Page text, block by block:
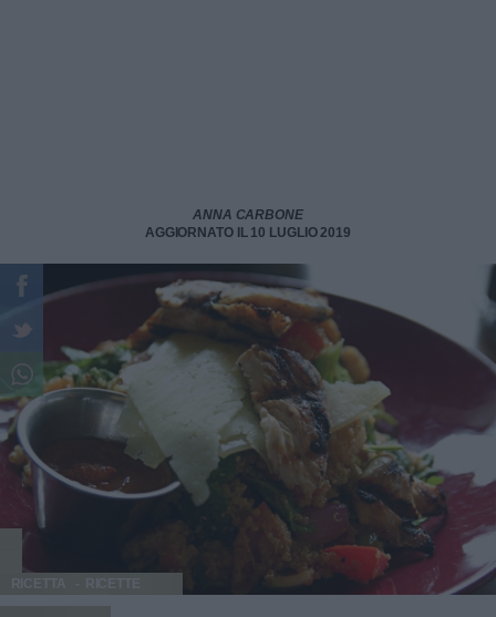
ANNA CARBONE
AGGIORNATO IL 10 LUGLIO 2019
RICETTA